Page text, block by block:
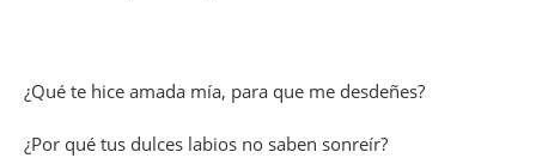
¿Qué te hice amada mía, para que me desdeñes?
¿Por qué tus dulces labios no saben sonreír?